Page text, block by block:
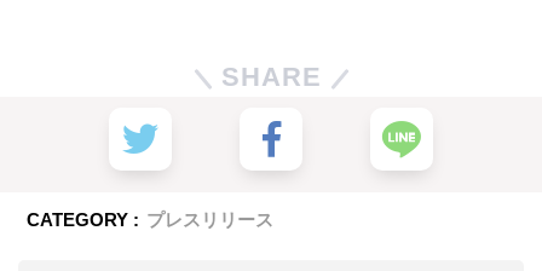
SHARE
CATEGORY : プレスリリース